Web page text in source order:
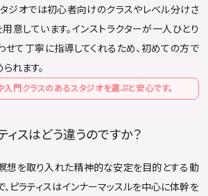
タジオでは初心者向けのクラスやレベル分けさ
意しています。インストラクターが一人ひとり
せて丁寧に指導してくれるため、初めての方で
れます。
門クラスのあるスタジオを選ぶと安心です。
ィスはどう違うのですか？
想を取り入れた精神的な安定を目的とする動
ピラティスはインナーマッスルを中心に体幹を